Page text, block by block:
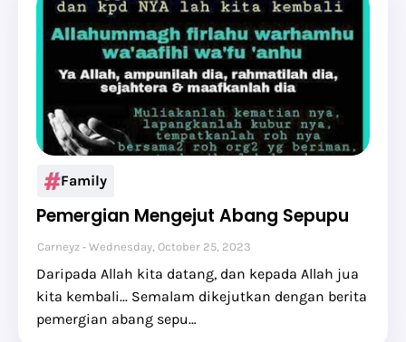
Family
Pemergian Mengejut Abang Sepupu
Carneyz Wednesday, October 25, 2023
Daripada Allah kita datang, dan kepada Allah jua
kita kembali... Semalam dikejutkan dengan berita
pemergian abang sepu…